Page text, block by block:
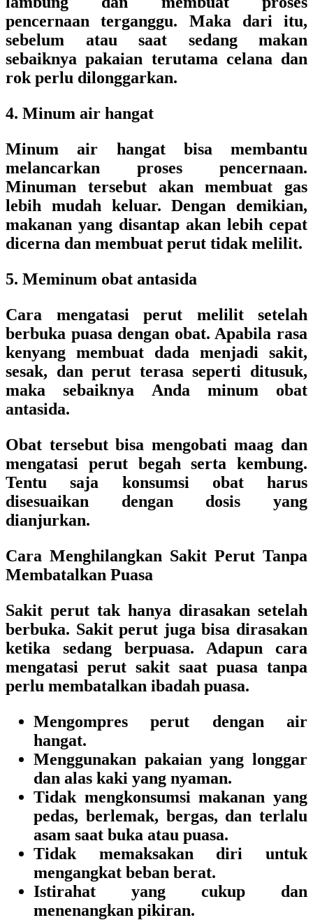
pencernaan terganggu. Maka dari itu,
sebelum atau saat sedang makan
sebaiknya pakaian terutama celana dan
rok perlu dilonggarkan.
4. Minum air hangat
Minum air hangat bisa membantu
melancarkan proses pencernaan.
Minuman tersebut akan membuat gas
lebih mudah keluar. Dengan demikian,
makanan yang disantap akan lebih cepat
dicerna dan membuat perut tidak melilit.
5. Meminum obat antasida
Cara mengatasi perut melilit setelah
berbuka puasa dengan obat. Apabila rasa
kenyang membuat dada menjadi sakit,
sesak, dan perut terasa seperti ditusuk,
maka sebaiknya Anda minum obat
antasida.
Obat tersebut bisa mengobati maag dan
mengatasi perut begah serta kembung.
Tentu saja konsumsi obat harus
disesuaikan dengan dosis yang
dianjurkan.
Cara Menghilangkan Sakit Perut Tanpa
Membatalkan Puasa
Sakit perut tak hanya dirasakan setelah
berbuka. Sakit perut juga bisa dirasakan
ketika sedang berpuasa. Adapun cara
mengatasi perut sakit saat puasa tanpa
perlu membatalkan ibadah puasa.
Mengompres perut dengan air
hangat.
Menggunakan pakaian yang longgar
dan alas kaki yang nyaman.
Tidak mengkonsumsi makanan yang
pedas, berlemak, bergas, dan terlalu
asam saat buka atau puasa.
Tidak memaksakan diri untuk
mengangkat beban berat.
Istirahat yang cukup dan
menenangkan pikiran.